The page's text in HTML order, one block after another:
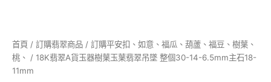
首頁 / 訂購翡翠商品 / 訂購平安扣、如意、福瓜、葫蘆、福豆、樹葉、
桃、 / 18K翡翠A貨玉器樹葉玉葉翡翠吊墜 整個30-14-6.5mm主石18-
11mm
14-
6.5mm
主
石